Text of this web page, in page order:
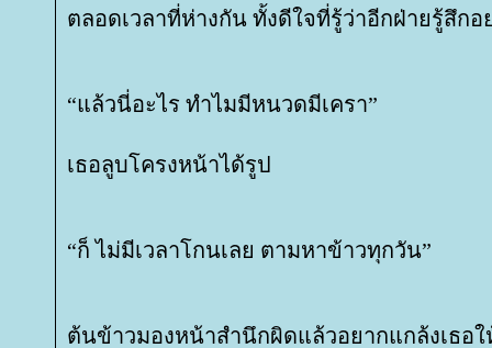
ตลอดเวลาที่ห่างกัน ทั้งดีใจที่รู้ว่าอีกฝ่ายรู้สึกอ
“แล้วนี่อะไร ทำไมมีหนวดมีเครา”
เธอลูบโครงหน้าได้รูป
“ก็ ไม่มีเวลาโกนเลย ตามหาข้าวทุกวัน”
ต้นข้าวมองหน้าสำนึกผิดแล้วอยากแกล้งเธอใ